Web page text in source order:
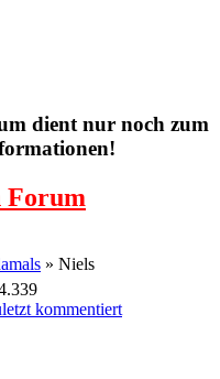
dient nur noch zum
Forum
» Niels
kommentiert